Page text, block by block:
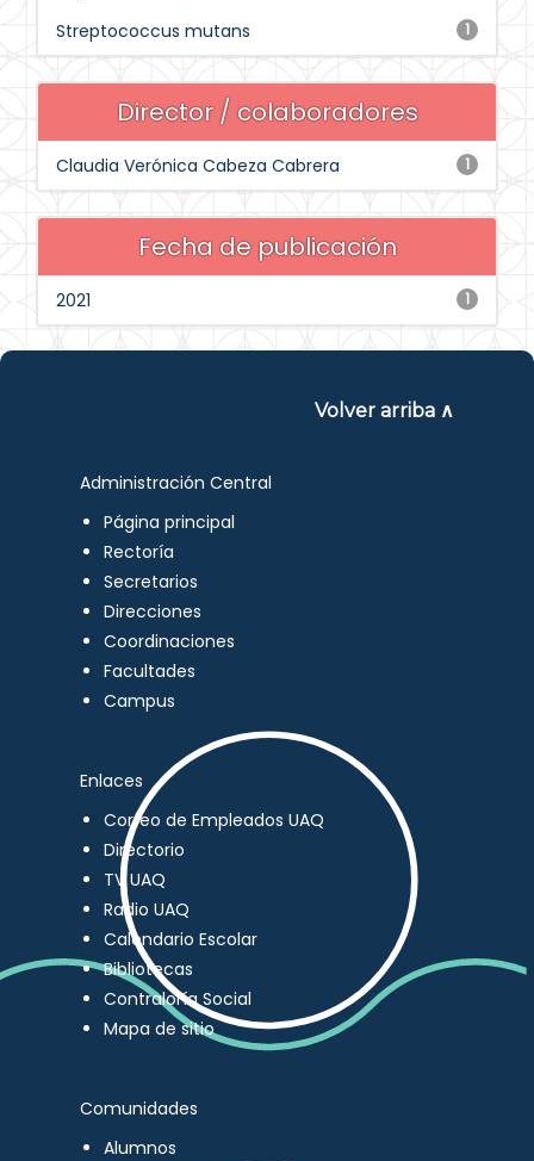
1
Streptococcus mutans
Director / colaboradores
1
Claudia Verónica Cabeza Cabrera
Fecha de publicación
1
2021
Volver arriba ∧
Administración Central
Página principal
Rectoría
Secretarios
Direcciones
Coordinaciones
Facultades
Campus
Enlaces
Correo de Empleados UAQ
Directorio
TV UAQ
Radio UAQ
Calendario Escolar
Bibliotecas
Contraloría Social
Mapa de sitio
Comunidades
Alumnos